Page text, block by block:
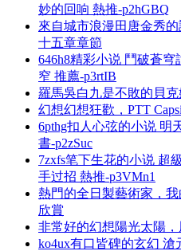
妙的回响 熱推-p2hGBQ
來自城市浪漫田唐金秀
十五章章節
646h8精彩小说 鬥破蒼
窄 推薦-p3rtIB
羅馬吳白九是不敗的貝克
幻想幻想狂歡，PTT
6pthg扣人心弦的小说 明
書-p2zSuc
7zxfs笔下生花的小说 超
手过招 熱推-p3VMn1
熱門的全日製藝術家，
欣賞
非常好的幻想陽光太陽
ko4ux有口皆碑的玄幻 滄